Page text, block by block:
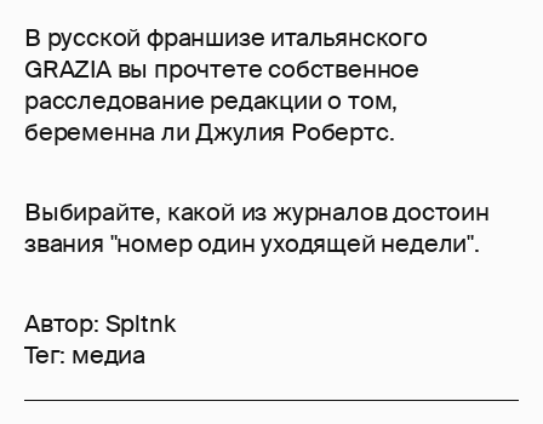
В русской франшизе итальянского
GRAZIA вы прочтете собственное
расследование редакции о том,
беременна ли Джулия Робертс.
Выбирайте, какой из журналов достоин
звания "номер один уходящей недели".
Автор: Spltnk
Тег: медиа